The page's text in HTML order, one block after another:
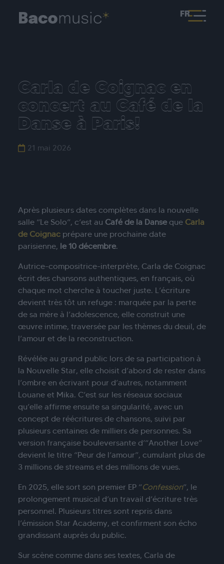
FR
Carla de Coignac en
concert au Café de la
Danse à Paris!
21 mai 2026
Après plusieurs dates complètes dans la nouvelle
salle “Le Solo”, c’est au Café de la Danseque Carla
de Coignacprépare une prochaine date
parisienne, le 10 décembre.
Autrice-compositrice-interprète, Carla de Coignac
écrit des chansons authentiques, en français, où
chaque mot cherche à toucher juste. L’écriture
devient très tôt un refuge : marquée par la perte
de sa mère à l’adolescence, elle construit une
œuvre intime, traversée par les thèmes du deuil, de
l’amour et de la reconstruction.
Révélée au grand public lors de sa participation à
la Nouvelle Star, elle choisit d’abord de rester dans
l’ombre en écrivant pour d’autres, notamment
Louane et Mika. C’est sur les réseaux sociaux
qu’elle affirme ensuite sa singularité, avec un
concept de réécritures de chansons, suivi par
plusieurs centaines de milliers de personnes. Sa
version française bouleversante d’“Another Love”
devient le titre “Peur de l’amour”, cumulant plus de
3 millions de streams et des millions de vues.
En 2025, elle sort son premier EP “Confession”, le
prolongement musical d’un travail d’écriture très
personnel. Plusieurs titres sont repris dans
l’émission Star Academy, et confirment son écho
grandissant auprès du public.
Sur scène comme dans ses textes, Carla de